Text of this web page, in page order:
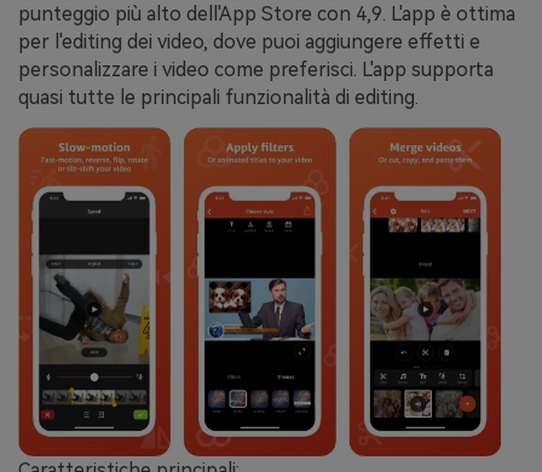
punteggio più alto dell'App Store con 4,9. L'app è ottima
per l'editing dei video, dove puoi aggiungere effetti e
personalizzare i video come preferisci. L'app supporta
quasi tutte le principali funzionalità di editing.